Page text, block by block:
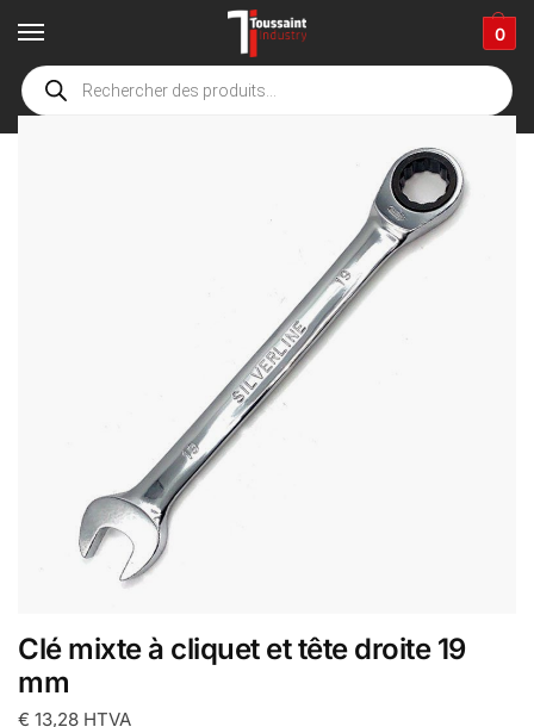
0
Accueil boutique / Fournitures industrielles
Clé mixte à cliquet et tête droite 19
mm
€ 13,28 HTVA